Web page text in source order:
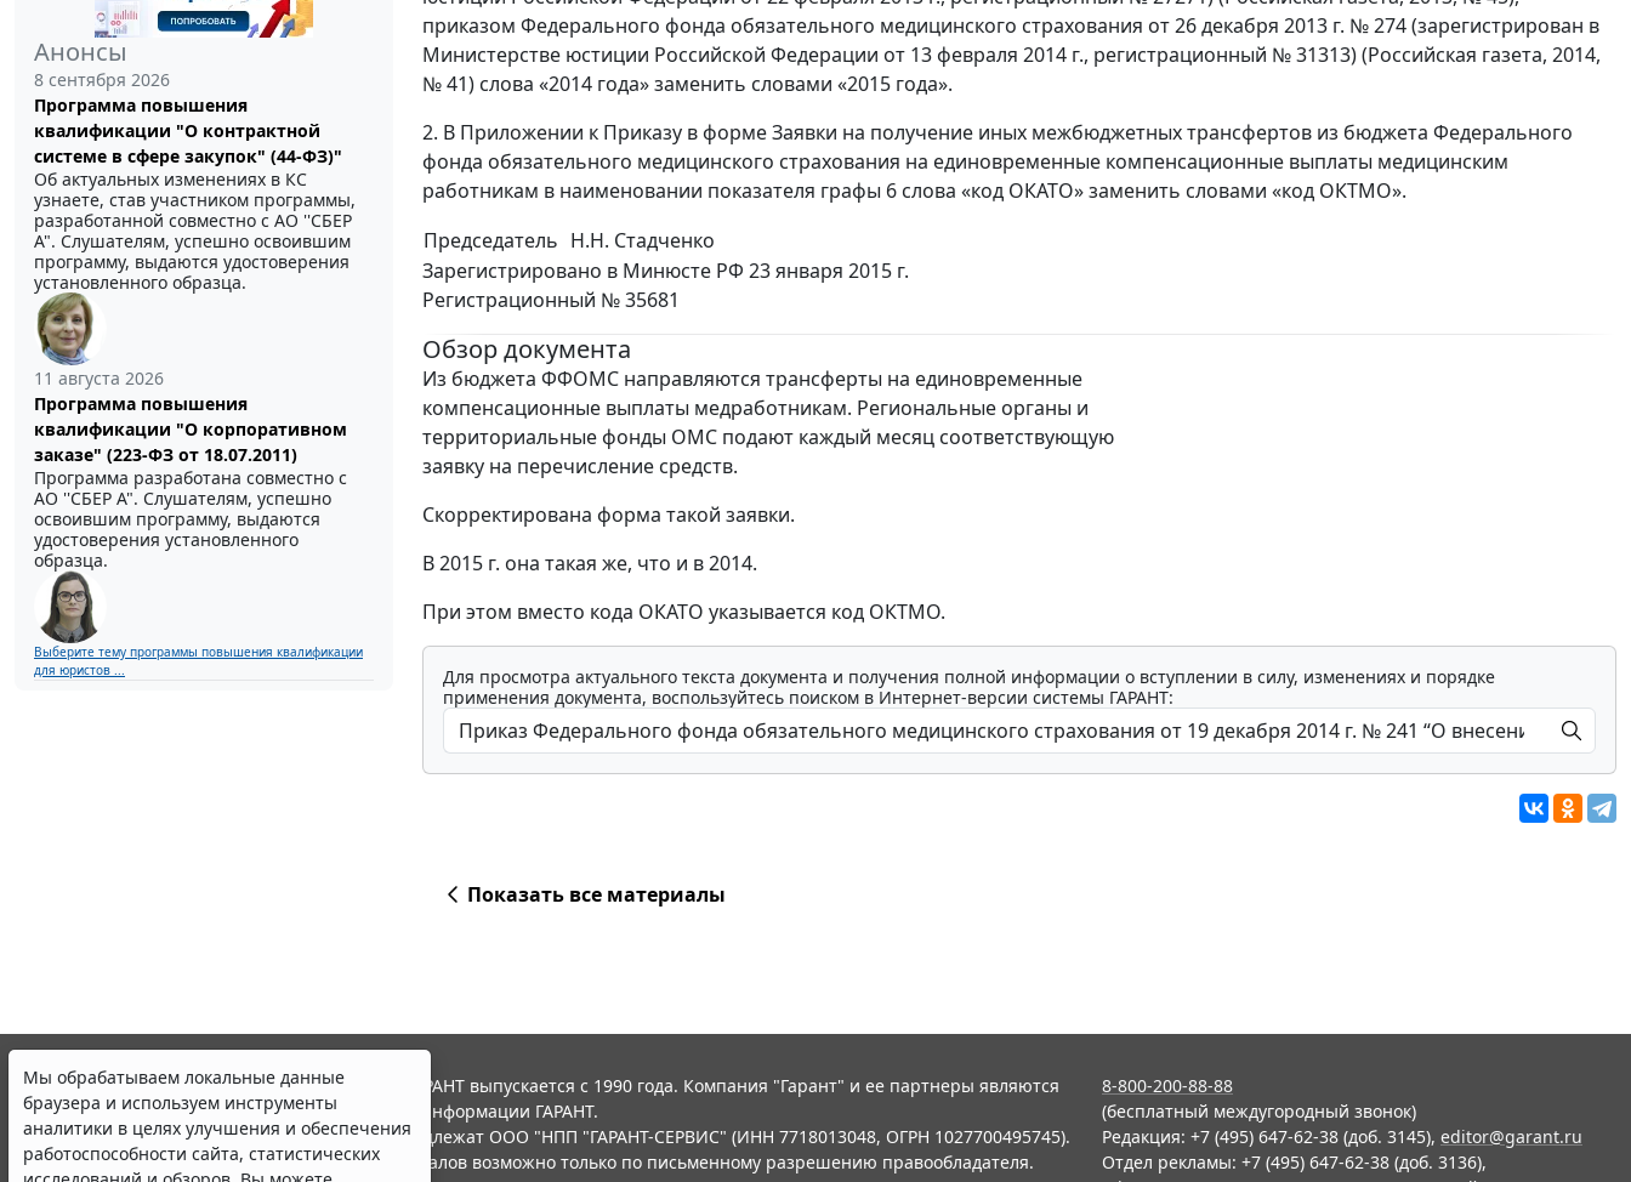
Анонсы
8 сентября 2026
Программа повышения
квалификации "О контрактной
системе в сфере закупок" (44-ФЗ)"
Об актуальных изменениях в КС
узнаете, став участником программы,
разработанной совместно с АО ''СБЕР
А". Слушателям, успешно освоившим
программу, выдаются удостоверения
установленного образца.
11 августа 2026
Программа повышения
квалификации "О корпоративном
заказе" (223-ФЗ от 18.07.2011)
Программа разработана совместно с
АО ''СБЕР А". Слушателям, успешно
освоившим программу, выдаются
удостоверения установленного
образца.
Выберите тему программы повышения квалификации
для юристов ...
приказом Федерального фонда обязательного медицинского страхования от 26 декабря 2013 г. № 274 (зарегистрирован в
Министерстве юстиции Российской Федерации от 13 февраля 2014 г., регистрационный № 31313) (Российская газета, 2014,
№ 41) слова «2014 года» заменить словами «2015 года».
2. В Приложении к Приказу в форме Заявки на получение иных межбюджетных трансфертов из бюджета Федерального
фонда обязательного медицинского страхования на единовременные компенсационные выплаты медицинским
работникам в наименовании показателя графы 6 слова «код ОКАТО» заменить словами «код ОКТМО».
Председатель Н.Н. Стадченко
Зарегистрировано в Минюсте РФ 23 января 2015 г.
Регистрационный № 35681
Обзор документа
Из бюджета ФФОМС направляются трансферты на единовременные
компенсационные выплаты медработникам. Региональные органы и
территориальные фонды ОМС подают каждый месяц соответствующую
заявку на перечисление средств.
Скорректирована форма такой заявки.
В 2015 г. она такая же, что и в 2014.
При этом вместо кода ОКАТО указывается код ОКТМО.
Для просмотра актуального текста документа и получения полной информации о вступлении в силу, изменениях и порядке
применения документа, воспользуйтесь поиском в Интернет-версии системы ГАРАНТ:
Показать все материалы
Мы обрабатываем локальные данные
браузера и используем инструменты
аналитики в целях улучшения и обеспечения
работоспособности сайта, статистических
© ООО "НПП "ГАРАНТ-СЕРВИС", 2026. Система ГАРАНТ выпускается с 1990 года. Компания "Гарант" и ее партнеры являются
участниками Российской ассоциации правовой информации ГАРАНТ.
Все права на материалы сайта ГАРАНТ.РУ принадлежат ООО "НПП "ГАРАНТ-СЕРВИС" (ИНН 7718013048, ОГРН 1027700495745).
Полное или частичное воспроизведение материалов возможно только по письменному разрешению правообладателя.
8-800-200-88-88
(бесплатный междугородный звонок)
Редакция: +7 (495) 647-62-38 (доб. 3145), editor@garant.ru
Отдел рекламы: +7 (495) 647-62-38 (доб. 3136),